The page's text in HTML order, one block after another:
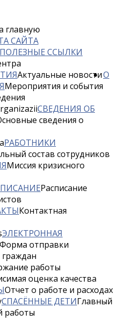
главную
САЙТА
ПОЛЕЗНЫЕ ССЫЛКИ
Aктуальные новости
Мероприятия и события
О
СВЕДЕНИЯ ОБ
сведения о
РАБОТНИКИ
состав сотрудников
Миссия кризисного
Расписание
Контактная
ЭЛЕКТРОННАЯ
Форма отправки
работы
оценка качества
Отчет о работе и расходах
СПАСЁННЫЕ ДЕТИГлавный
работы